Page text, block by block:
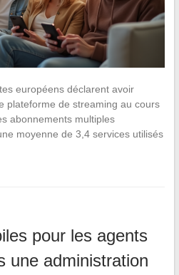
européens déclarent avoir
plateforme de streaming au cours
abonnements multiples
moyenne de 3,4 services utilisés
pour les agents
une administration